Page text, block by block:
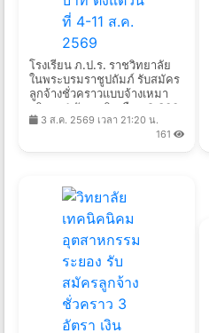
โรงเรียน ภ.ป.ร. ราชวิทยาลัย
ในพระบรมราชูปถัมภ์ รับสมัคร
ลูกจ้างชั่วคราวแบบจ้างเหมา
บริการ 1 อัตรา เงินเดือน 9,300
บาท ตั้งแต่วันที่ 4-11 ส.ค.
3 ส.ค. 2569 เวลา 21:20 น.
161